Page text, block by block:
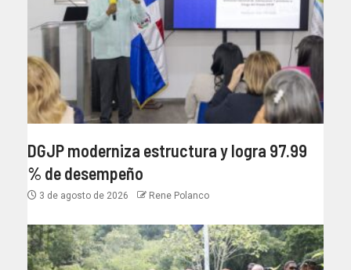
DGJP moderniza estructura y logra 97.99
% de desempeño
3 de agosto de 2026 Rene Polanco